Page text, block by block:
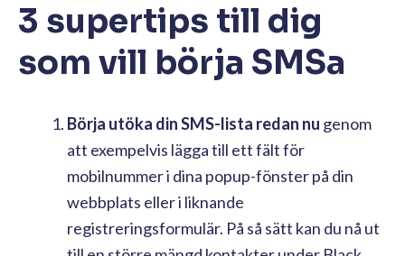
3 supertips till dig
som vill börja SMSa
Börja utöka din SMS-lista redan nu genom
att exempelvis lägga till ett fält för
mobilnummer i dina popup-fönster på din
webbplats eller i liknande
registreringsformulär. På så sätt kan du nå ut